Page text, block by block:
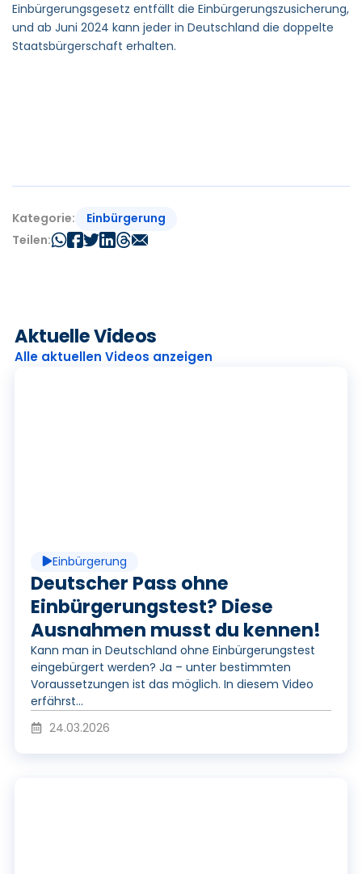
Einbürgerungsgesetz entfällt die Einbürgerungszusicherung,
und ab Juni 2024 kann jeder in Deutschland die doppelte
Staatsbürgerschaft erhalten.
Kategorie:
Einbürgerung
Teilen:
Aktuelle Videos
Alle aktuellen Videos anzeigen
y
V
i
Einbürgerung
Deutscher Pass ohne
Einbürgerungstest? Diese
Ausnahmen musst du kennen!
Kann man in Deutschland ohne Einbürgerungstest
eingebürgert werden? Ja – unter bestimmten
Voraussetzungen ist das möglich. In diesem Video
erfährst...
24.03.2026